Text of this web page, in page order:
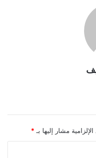
مشار إليها بـ *